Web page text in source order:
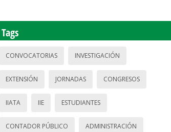
Tags
CONVOCATORIAS INVESTIGACIÓN
EXTENSIÓN JORNADAS CONGRESOS
IIATA IIE ESTUDIANTES
CONTADOR PÚBLICO ADMINISTRACIÓN